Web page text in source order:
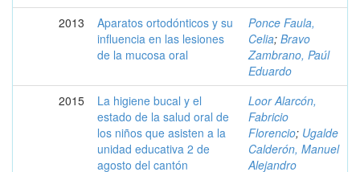
2013
Aparatos ortodónticos y su
influencia en las lesiones
de la mucosa oral
Ponce Faula,
Celia; Bravo
Zambrano, Paúl
Eduardo
2015
La higiene bucal y el
estado de la salud oral de
los niños que asisten a la
unidad educativa 2 de
agosto del cantón
Loor Alarcón,
Fabricio
Florencio; Ugalde
Calderón, Manuel
Alejandro